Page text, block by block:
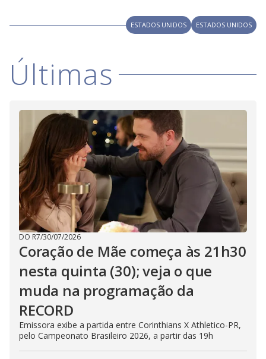
V
i
d
e
o
d ESTADOS UNIDOS ESTADOS UNIDOS
Últimas
DO R7/30/07/2026
Coração de Mãe começa às 21h30
nesta quinta (30); veja o que
muda na programação da
RECORD
Emissora exibe a partida entre Corinthians X Athletico-PR,
pelo Campeonato Brasileiro 2026, a partir das 19h